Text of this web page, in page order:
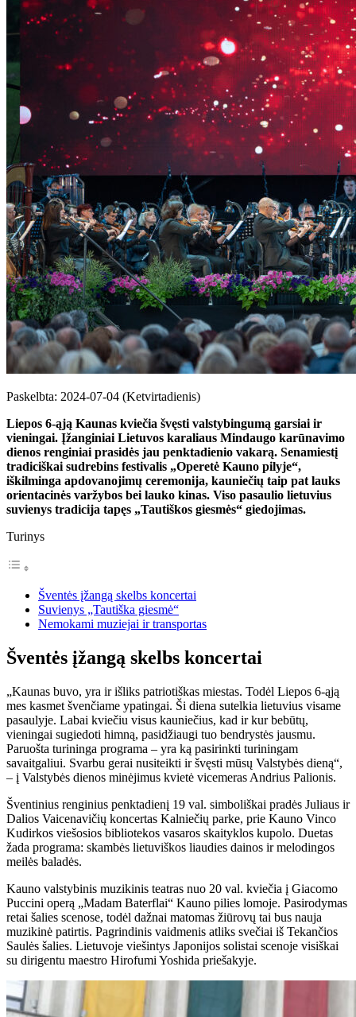
Paskelbta: 2024-07-04 (Ketvirtadienis)
Liepos 6-ąją Kaunas kviečia švęsti valstybingumą garsiai ir
vieningai. Įžanginiai Lietuvos karaliaus Mindaugo karūnavimo
dienos renginiai prasidės jau penktadienio vakarą. Senamiestį
tradiciškai sudrebins festivalis „Operetė Kauno pilyje“,
iškilminga apdovanojimų ceremonija, kauniečių taip pat lauks
orientacinės varžybos bei lauko kinas. Viso pasaulio lietuvius
suvienys tradicija tapęs „Tautiškos giesmės“ giedojimas.
Turinys
Šventės įžangą skelbs koncertai
Suvienys „Tautiška giesmė“
Nemokami muziejai ir transportas
Šventės įžangą skelbs koncertai
„Kaunas buvo, yra ir išliks patriotiškas miestas. Todėl Liepos 6-ąją
mes kasmet švenčiame ypatingai. Ši diena sutelkia lietuvius visame
pasaulyje. Labai kviečiu visus kauniečius, kad ir kur bebūtų,
vieningai sugiedoti himną, pasidžiaugi tuo bendrystės jausmu.
Paruošta turininga programa – yra ką pasirinkti turiningam
savaitgaliui. Svarbu gerai nusiteikti ir švęsti mūsų Valstybės dieną“,
– į Valstybės dienos minėjimus kvietė vicemeras Andrius Palionis.
Šventinius renginius penktadienį 19 val. simboliškai pradės Juliaus ir
Dalios Vaicenavičių koncertas Kalniečių parke, prie Kauno Vinco
Kudirkos viešosios bibliotekos vasaros skaityklos kupolo. Duetas
žada programa: skambės lietuviškos liaudies dainos ir melodingos
meilės baladės.
Kauno valstybinis muzikinis teatras nuo 20 val. kviečia į Giacomo
Puccini operą „Madam Baterflai“ Kauno pilies lomoje. Pasirodymas
retai šalies scenose, todėl dažnai matomas žiūrovų tai bus nauja
muzikinė patirtis. Pagrindinis vaidmenis atliks svečiai iš Tekančios
Saulės šalies. Lietuvoje viešintys Japonijos solistai scenoje visiškai
su dirigentu maestro Hirofumi Yoshida priešakyje.